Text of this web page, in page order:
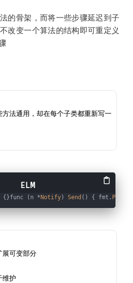
的骨架，而将一些步骤延迟到子
改变一个算法的结构即可重定义
法通用，却在每个子类都重新写一
(n * Notify) Send () { fmt.
展可变部分
维护